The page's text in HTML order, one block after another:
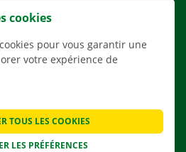
AGENCES
cookies
pour vous garantir une
votre expérience de
LES PRÉFÉRENCES
TOUS LES COOKIES